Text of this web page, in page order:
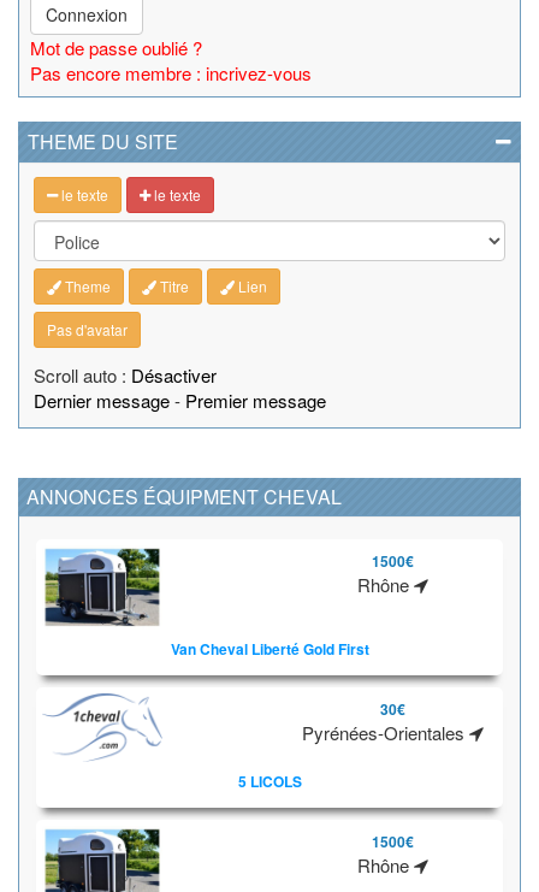
Connexion
Mot de passe oublié ?
Pas encore membre : incrivez-vous
THEME DU SITE
le texte le texte
Theme Titre Lien
Pas d'avatar
Scroll auto : Désactiver
Dernier message- Premier message
ANNONCES ÉQUIPMENT CHEVAL
1500€
Rhône
Van Cheval Liberté Gold First
30€
Pyrénées-Orientales
5 LICOLS
1500€
Rhône